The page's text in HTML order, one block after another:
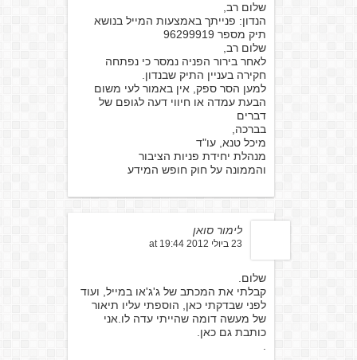
שלום רב,
הנדון: פנייתך באמצעות המייל בנושא
תיק מספר 96299919
שלום רב,
לאחר בירור הפניה נמסר כי נפתחה
חקירה בעניין התיק שבנדון.
למען הסר ספק, אין באמור לעי משום
הבעת עמדה או חיווי דעה לגופם של
דברים
בברכה,
מיכל טנא, עו"ד
מנהלת יחידת פניות הציבור
והממונה על חוק חופש המידע
לימור סואן
23 ביולי 2012 at 19:44
שלום.
קבלתי את המכתב של ג'ג'או במייל, ועוד
לפני שבדקתי כאן, הוספתי עליו תיאור
של מעשה דומה שהייתי עדה לו.אני
כותבת גם כאן.